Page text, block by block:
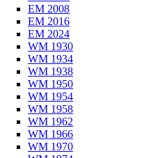
EM 2008
EM 2016
EM 2024
WM 1930
WM 1934
WM 1938
WM 1950
WM 1954
WM 1958
WM 1962
WM 1966
WM 1970